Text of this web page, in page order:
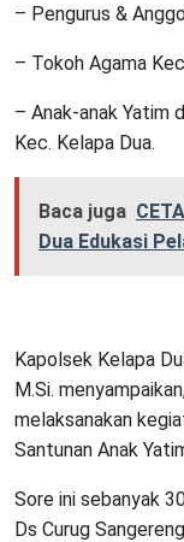
– Pengurus &
– Tokoh Agama
– Anak-anak Yatim
Kec. Kelapa Dua.
Baca juga
Dua Edukasi
Kapolsek Kelapa
M.Si.
melaksanakan
Santunan Anak
Sore ini sebanyak
Ds Curug